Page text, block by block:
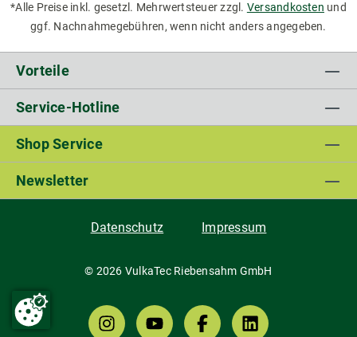
*Alle Preise inkl. gesetzl. Mehrwertsteuer zzgl. Versandkosten und
ggf. Nachnahmegebühren, wenn nicht anders angegeben.
Vorteile
Service-Hotline
Shop Service
Newsletter
Datenschutz Impressum
© 2026 VulkaTec Riebensahm GmbH